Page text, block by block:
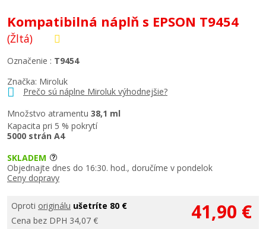
Kompatibilná náplň s EPSON T9454
(Žltá)
Značka: Miroluk
Prečo sú náplne Miroluk výhodnejšie?
Množstvo atramentu 38,1 ml
Kapacita pri 5 % pokrytí
5000 strán A4
Označenie : T9454
SKLADEM
Objednajte dnes do 16:30. hod., doručíme v pondelok
Ceny dopravy
Oproti originálu ušetríte 80 €
Cena bez DPH 34,07 €
41,90 €